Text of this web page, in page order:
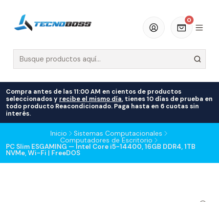
0
Compra antes de las 11:00 AM en cientos de productos
seleccionados y recibe el mismo día, tienes 10 días de prueba en
todo producto Reacondicionado. Paga hasta en 6 cuotas sin
interés.
Inicio
Sistemas Computacionales
Computadores de Escritorio
PC Slim ESGAMING — Intel Core i5-14400, 16GB DDR4, 1TB
NVMe, Wi-Fi | FreeDOS